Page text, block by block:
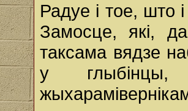
Радуе і тое, што
Замосце, які,
таксама вядзе
у глыбінцы,